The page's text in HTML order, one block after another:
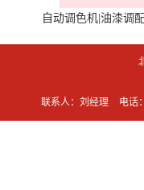
自动调色机|油漆调
联系人：刘经理 电话